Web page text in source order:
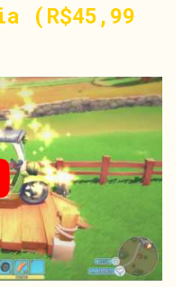
(R$45,99